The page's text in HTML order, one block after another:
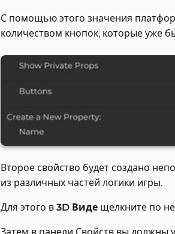
С помощью этого значения
количеством кнопок, которые уже
Второе свойство будет создано
из различных частей логики игры.
Для этого в 3D Виде щелкните по